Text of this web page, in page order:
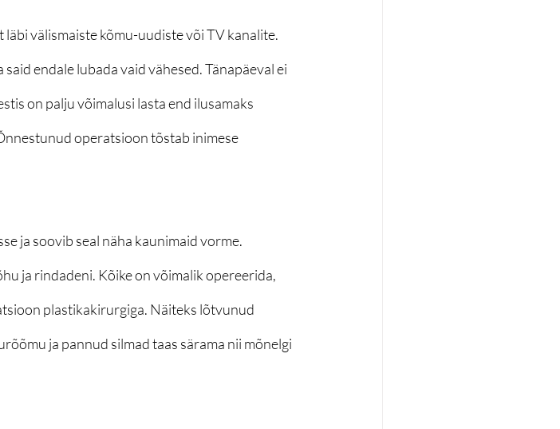
välismaiste kõmu-uudiste või TV kanalite.
endale lubada vaid vähesed. Tänapäeval ei
on palju võimalusi lasta end ilusamaks
operatsioon tõstab inimese
ja soovib seal näha kaunimaid vorme.
ja rindadeni. Kõike on võimalik opereerida,
plastikakirurgiga. Näiteks lõtvunud
ja pannud silmad taas särama nii mõnelgi